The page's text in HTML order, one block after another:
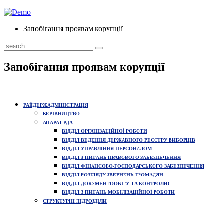
Запобігання проявам корупції
Запобігання проявам корупції
РАЙДЕРЖАДМІНІСТРАЦІЯ
КЕРІВНИЦТВО
АПАРАТ РДА
ВІДДІЛ ОРГАНІЗАЦІЙНОЇ РОБОТИ
ВІДДІЛ ВЕДЕННЯ ДЕРЖАВНОГО РЕЄСТРУ ВИБОРЦІВ
ВІДДІЛ УПРАВЛІННЯ ПЕРСОНАЛОМ
ВІДДІЛ З ПИТАНЬ ПРАВОВОГО ЗАБЕЗПЕЧЕННЯ
ВІДДІЛ ФІНАНСОВО-ГОСПОДАРСЬКОГО ЗАБЕЗПЕЧЕННЯ
ВІДДІЛ РОЗГЛЯДУ ЗВЕРНЕНЬ ГРОМАДЯН
ВІДДІЛ ДОКУМЕНТООБІГУ ТА КОНТРОЛЮ
ВІДДІЛ З ПИТАНЬ МОБІЛІЗАЦІЙНОЇ РОБОТИ
СТРУКТУРНІ ПІДРОЗДІЛИ